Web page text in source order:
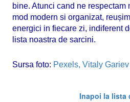
bine. Atunci cand ne respectam
mod modern si organizat,
energici in fiecare zi, indiferent
lista noastra de sarcini.
Sursa foto: Pexels, Vitaly Gariev
Inapoi la lista